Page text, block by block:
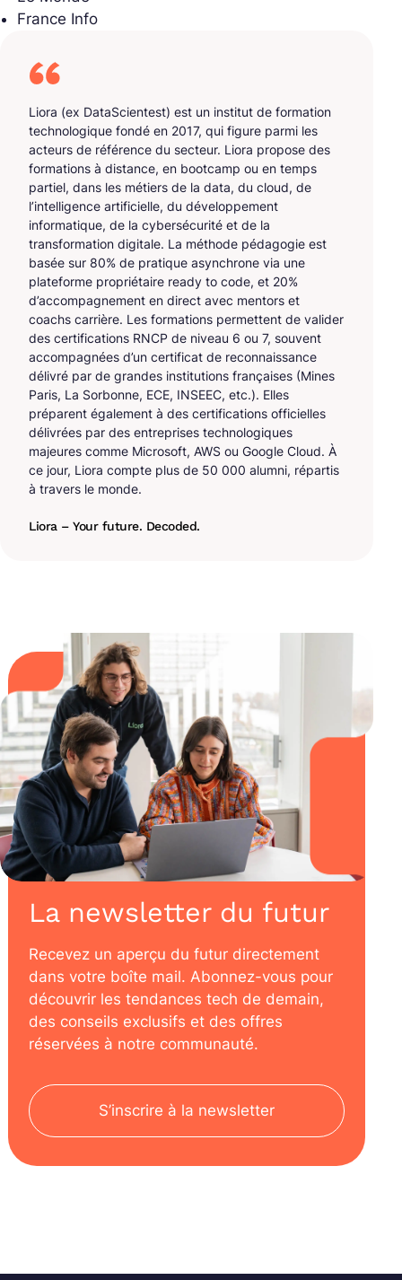
France Info
Liora (ex DataScientest) est un institut de formation
technologique fondé en 2017, qui figure parmi les
acteurs de référence du secteur. Liora propose des
formations à distance, en bootcamp ou en temps
partiel, dans les métiers de la data, du cloud, de
l’intelligence artificielle, du développement
informatique, de la cybersécurité et de la
transformation digitale. La méthode pédagogie est
basée sur 80% de pratique asynchrone via une
plateforme propriétaire ready to code, et 20%
d’accompagnement en direct avec mentors et
coachs carrière. Les formations permettent de valider
des certifications RNCP de niveau 6 ou 7, souvent
accompagnées d’un certificat de reconnaissance
délivré par de grandes institutions françaises (Mines
Paris, La Sorbonne, ECE, INSEEC, etc.). Elles
préparent également à des certifications officielles
délivrées par des entreprises technologiques
majeures comme Microsoft, AWS ou Google Cloud. À
ce jour, Liora compte plus de 50 000 alumni, répartis
à travers le monde.
Liora – Your future. Decoded.
La newsletter du futur
Recevez un aperçu du futur directement
dans votre boîte mail. Abonnez-vous pour
découvrir les tendances tech de demain,
des conseils exclusifs et des offres
réservées à notre communauté.
S’inscrire à la newsletter